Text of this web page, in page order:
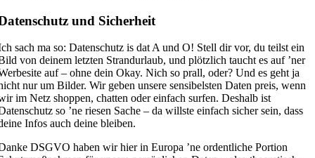
und Sicherheit
sach ma so: Datenschutz is dat A und O! Stell dir vor, du teilst ein
von deinem letzten Strandurlaub, und plötzlich taucht es auf ’ner
auf – ohne dein Okay. Nich so prall, oder? Und es geht ja
nur um Bilder. Wir geben unsere sensibelsten Daten preis, wenn
im Netz shoppen, chatten oder einfach surfen. Deshalb ist
so ’ne riesen Sache – da willste einfach sicher sein, dass
Infos auch deine bleiben.
DSGVO haben wir hier in Europa ’ne ordentliche Portion